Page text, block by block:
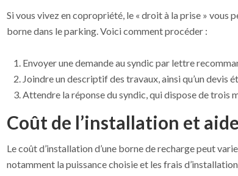
Si vous vivez en copropriété, le « droit à la prise » vous
borne dans le parking. Voici comment procéder :
Envoyer une demande au syndic par lettre
Joindre un descriptif des travaux, ainsi qu’un devis
Attendre la réponse du syndic, qui dispose de trois
Coût de l’installation et
Le coût d’installation d’une borne de recharge peut
notamment la puissance choisie et les frais